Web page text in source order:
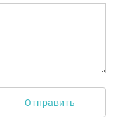
Отправить